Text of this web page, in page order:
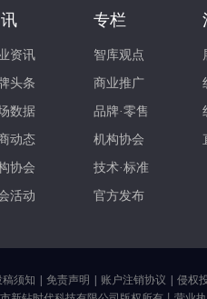
资讯
头条
数据
动态
协会
活动
专栏
智库观点
商业推广
品牌·零售
机构协会
技术·标准
官方发布
稿须知 免责声明 账户注销协议 侵权